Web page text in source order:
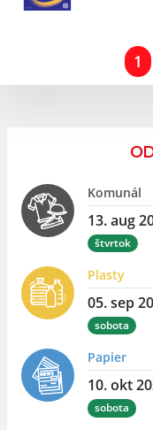
1
Komunál
13. aug
štvrtok
Plasty
05. sep
sobota
Papier
10. okt
sobota